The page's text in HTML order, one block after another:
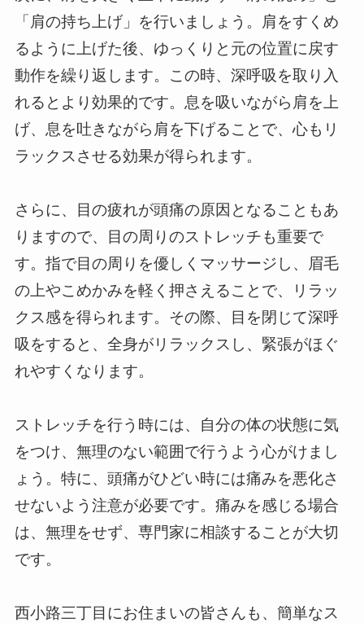
「肩の持ち上げ」を行いましょう。肩をすくめ
るように上げた後、ゆっくりと元の位置に戻す
動作を繰り返します。この時、深呼吸を取り入
れるとより効果的です。息を吸いながら肩を上
げ、息を吐きながら肩を下げることで、心もリ
ラックスさせる効果が得られます。
さらに、目の疲れが頭痛の原因となることもあ
りますので、目の周りのストレッチも重要で
す。指で目の周りを優しくマッサージし、眉毛
の上やこめかみを軽く押さえることで、リラッ
クス感を得られます。その際、目を閉じて深呼
吸をすると、全身がリラックスし、緊張がほぐ
れやすくなります。
ストレッチを行う時には、自分の体の状態に気
をつけ、無理のない範囲で行うよう心がけまし
ょう。特に、頭痛がひどい時には痛みを悪化さ
せないよう注意が必要です。痛みを感じる場合
は、無理をせず、専門家に相談することが大切
です。
西小路三丁目にお住まいの皆さんも、簡単なス